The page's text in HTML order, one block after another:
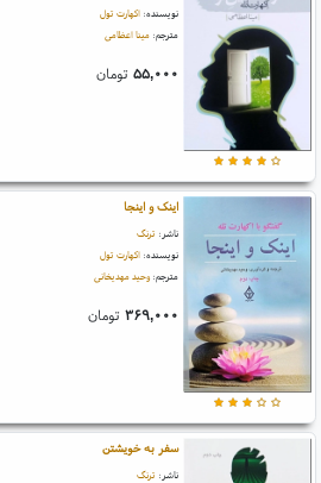
نویسنده: اکهارت تول
مترجم: مینا اعظامی
۵۵,۰۰۰ تومان
اینک و اینجا
ناشر: ترنگ
نویسنده: اکهارت تول
مترجم: وحید مهدیخانی
۳۶۹,۰۰۰ تومان
سفر به خویشتن
ناشر: ترنگ